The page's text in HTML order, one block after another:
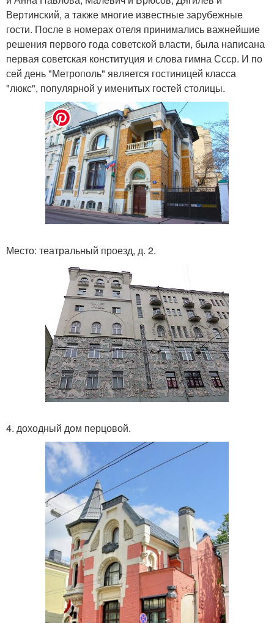
Вертинский, а также многие известные зарубежные
гости. После в номерах отеля принимались важнейшие
решения первого года советской власти, была написана
первая советская конституция и слова гимна Ссср. И по
сей день "Метрополь" является гостиницей класса
"люкс", популярной у именитых гостей столицы.
Место: театральный проезд, д. 2.
4. доходный дом перцовой.